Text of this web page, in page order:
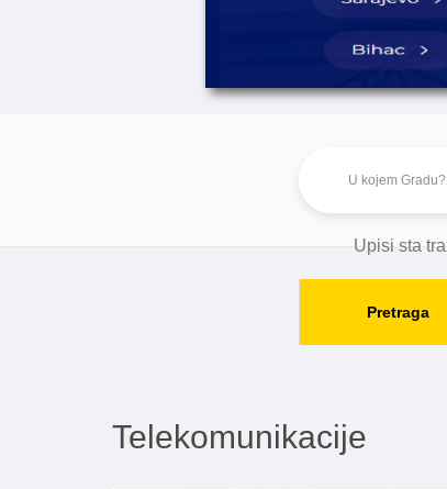
Pretraga
Telekomunikacije